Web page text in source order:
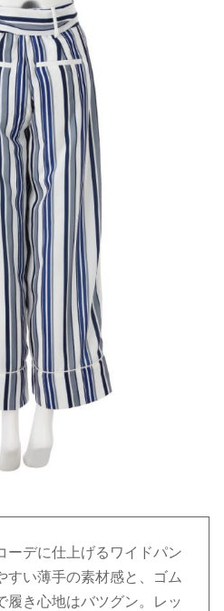
ーデに仕上げるワイドパン
すい薄手の素材感と、ゴム
履き心地はバツグン。レッ